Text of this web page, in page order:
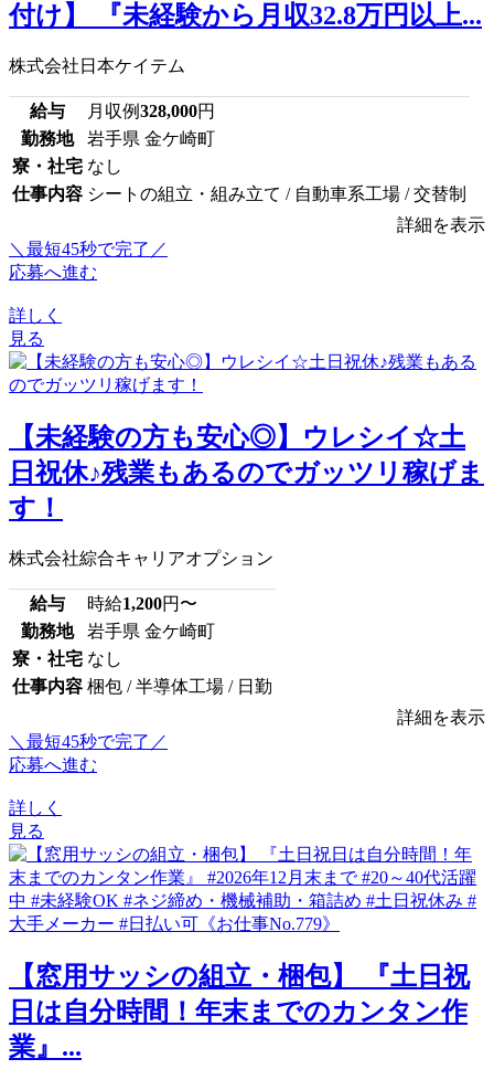
付け】 『未経験から月収32.8万円以上...
株式会社日本ケイテム
給与 月収例328,000円
勤務地
岩手県 金ケ崎町
寮・社宅 なし
仕事内容 シートの組立・組み立て / 自動車系工場 / 交替制
詳細を表示
＼最短45秒で完了／
応募へ進む
詳しく
見る
【未経験の方も安心◎】ウレシイ☆土
日祝休♪残業もあるのでガッツリ稼げま
す！
株式会社綜合キャリアオプション
給与 時給1,200円〜
勤務地
岩手県 金ケ崎町
寮・社宅 なし
仕事内容 梱包 / 半導体工場 / 日勤
詳細を表示
＼最短45秒で完了／
応募へ進む
詳しく
見る
【窓用サッシの組立・梱包】 『土日祝
日は自分時間！年末までのカンタン作
業』...